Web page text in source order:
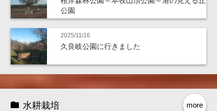
公園
2025/11/16
久良岐公園に行きました
more
水耕栽培